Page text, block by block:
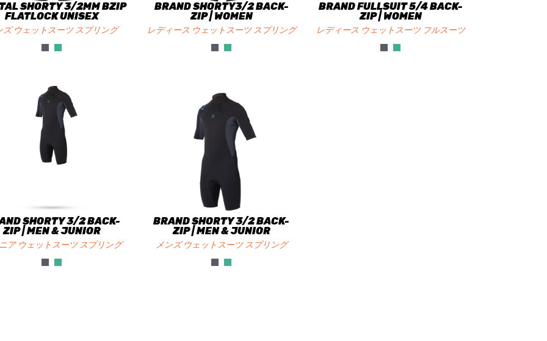
SHORTY 3/2MM BZIP
FLATLOCK UNISEX
ズ ウェットスーツ スプリング
BRAND SHORTY3/2 BACK-
ZIP | WOMEN
レディース ウェットスーツ スプリング
BRAND FULLSUIT 5/4 BACK-
ZIP | WOMEN
レディース ウェットスーツ フルスーツ
SHORTY 3/2 BACK-
ZIP | MEN & JUNIOR
ア ウェットスーツ スプリング
BRAND SHORTY 3/2 BACK-
ZIP | MEN & JUNIOR
メンズ ウェットスーツ スプリング